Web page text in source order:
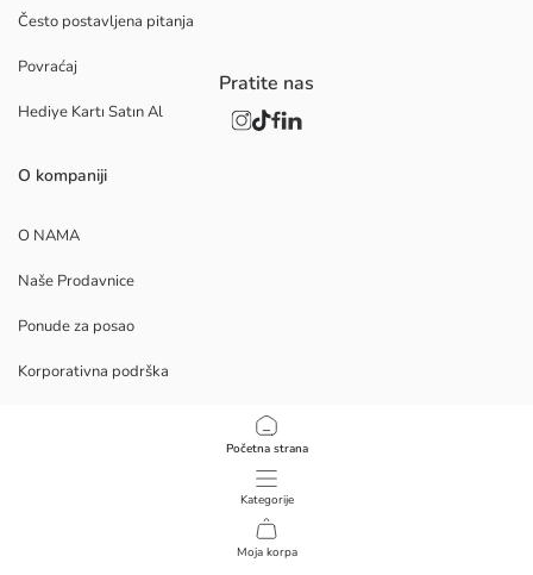
Početna strana
Kategorije
Moja korpa
Često postavljena pitanja
Povraćaj
Hediye Kartı Satın Al
O kompaniji
O NAMA
Naše Prodavnice
Ponude za posao
Korporativna podrška
Politika privatnosti i bezbednosti podataka
Pratite nas